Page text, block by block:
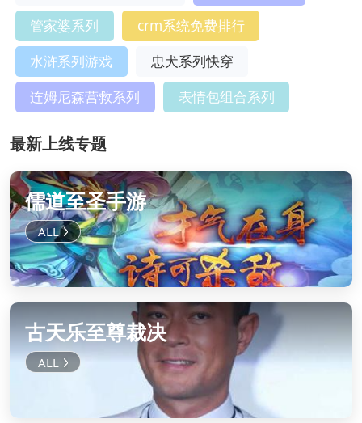
管家婆系列
crm系统免费排行
水浒系列游戏
忠犬系列快穿
连姆尼森营救系列
表情包组合系列
最新上线专题
儒道至圣手游
古天乐至尊裁决